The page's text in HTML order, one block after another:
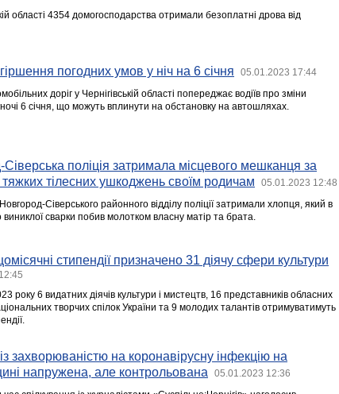
області 4354 домогосподарства отримали безоплатні дрова від
погодних умов у ніч на 6 січня 05.01.2023 17:44
доріг у Чернігівській області попереджає водіїв про зміни
6 січня, що можуть вплинути на обстановку на автошляхах.
поліція затримала місцевого мешканця за
тілесних ушкоджень своїм родичам
05.01.2023 12:48
Сіверського районного відділу поліції затримали хлопця, який в
виниклої сварки побив молотком власну матір та брата.
стипендії призначено 31 діячу сфери культури
року 6 видатних діячів культури і мистецтв, 16 представників обласних
творчих спілок України та 9 молодих талантів отримуватимуть
захворюваністю на коронавірусну інфекцію на
напружена, але контрольована
05.01.2023 12:36